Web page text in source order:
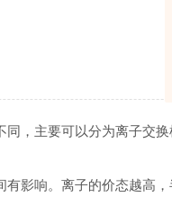
同，主要可以分为离子交
响。离子的价态越高，